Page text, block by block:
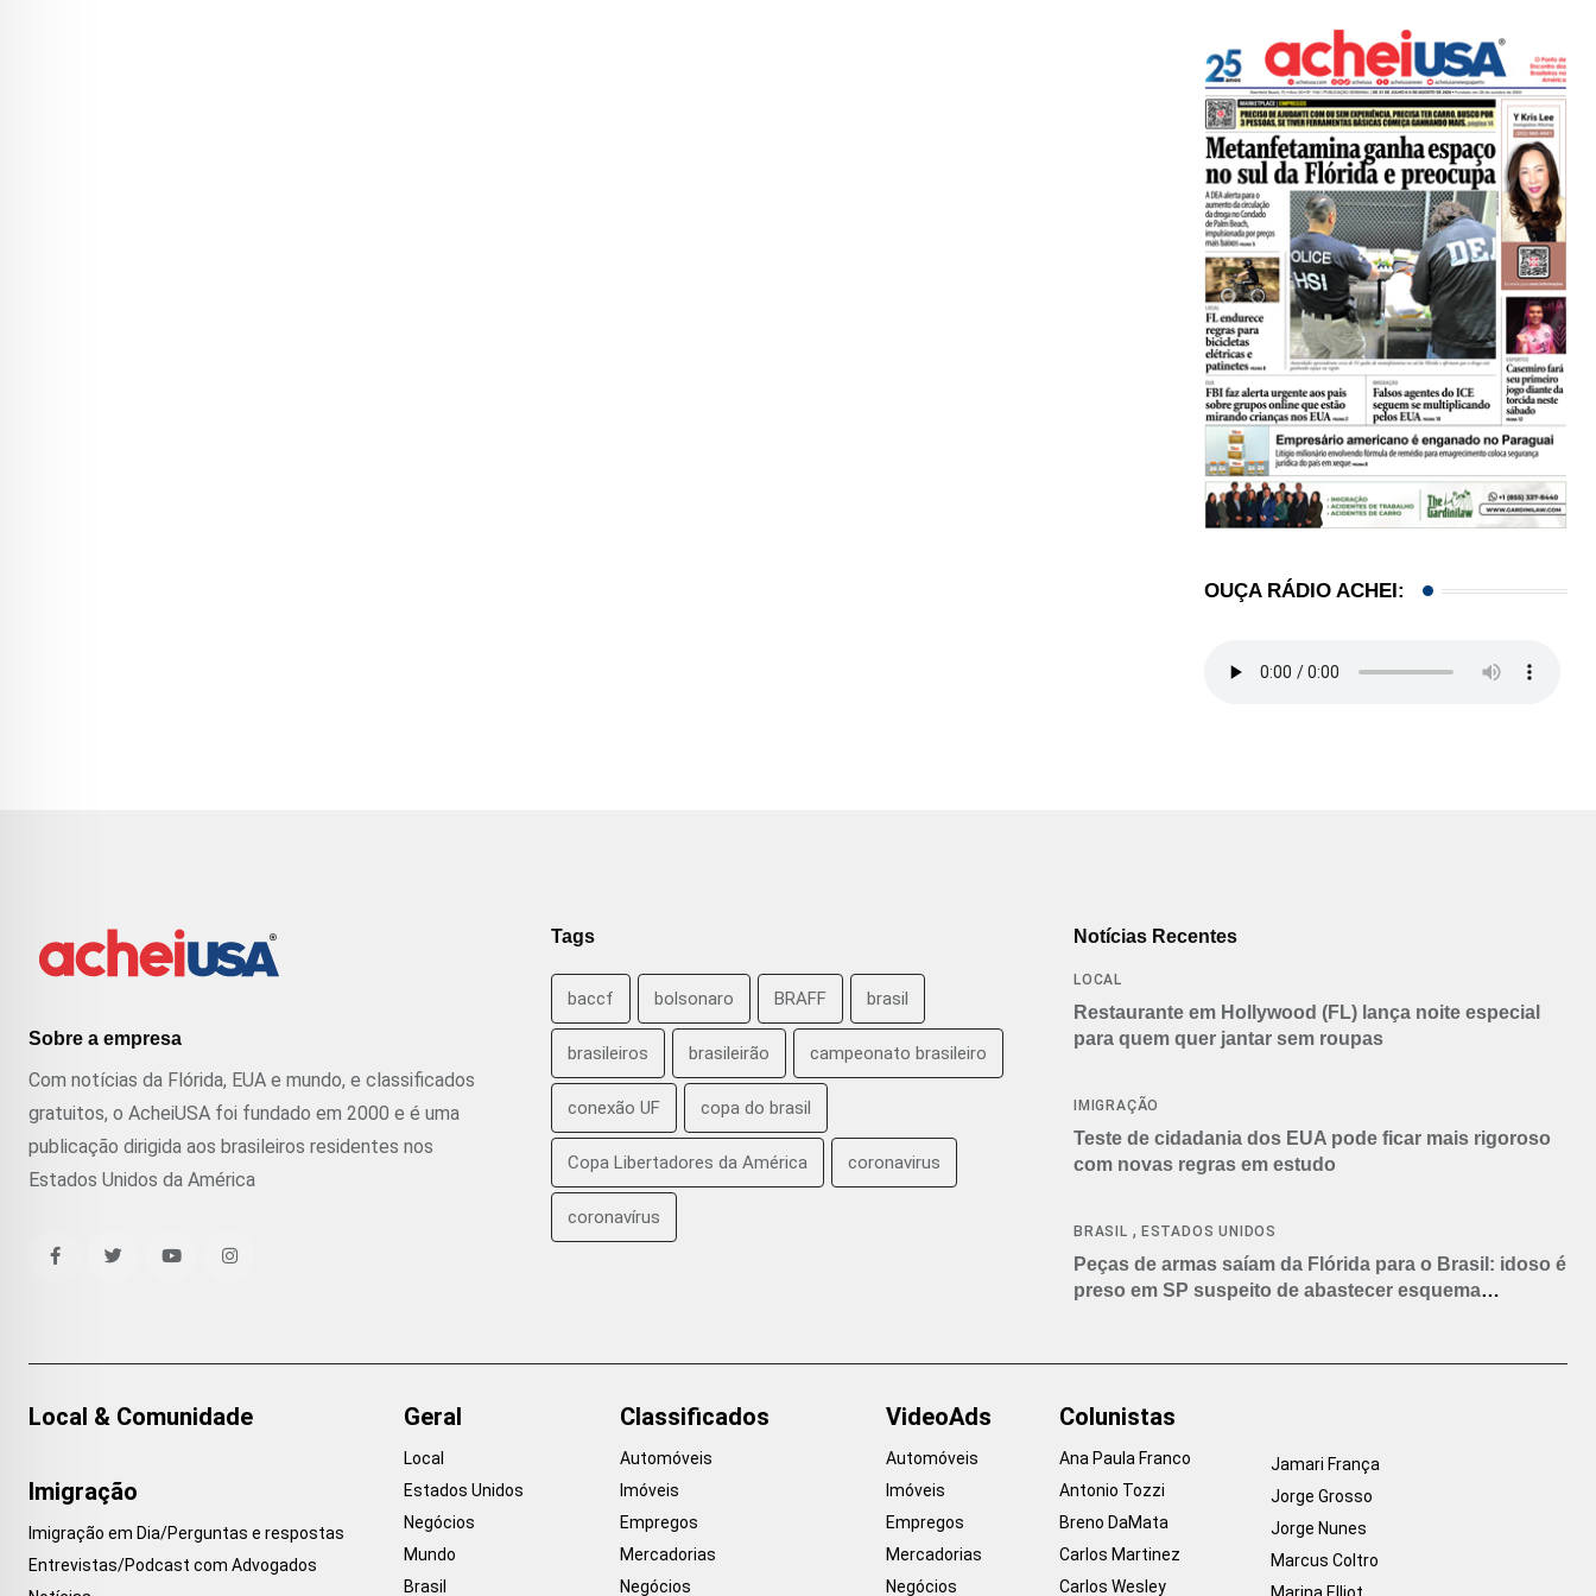
OUÇA RÁDIO ACHEI:
Sobre a empresa
Com notícias da Flórida, EUA e mundo, e classificados
gratuitos, o AcheiUSA foi fundado em 2000 e é uma
publicação dirigida aos brasileiros residentes nos
Estados Unidos da América
Tags
baccf bolsonaro BRAFF brasil
brasileiros brasileirão campeonato brasileiro
conexão UF copa do brasil
Copa Libertadores da América coronavirus
coronavírus
Notícias Recentes
LOCAL
Restaurante em Hollywood (FL) lança noite especial
para quem quer jantar sem roupas
IMIGRAÇÃO
Teste de cidadania dos EUA pode ficar mais rigoroso
com novas regras em estudo
BRASIL , ESTADOS UNIDOS
Peças de armas saíam da Flórida para o Brasil: idoso é
preso em SP suspeito de abastecer esquema
Local & Comunidade
Imigração
Imigração em Dia/Perguntas e respostas
Entrevistas/Podcast com Advogados
Geral
Local
Estados Unidos
Negócios
Mundo
Brasil
Classificados
Automóveis
Imóveis
Empregos
Mercadorias
Negócios
VideoAds
Automóveis
Imóveis
Empregos
Mercadorias
Negócios
Colunistas
Ana Paula Franco
Antonio Tozzi
Breno DaMata
Carlos Martinez
Carlos Wesley
Jamari França
Jorge Grosso
Jorge Nunes
Marcus Coltro